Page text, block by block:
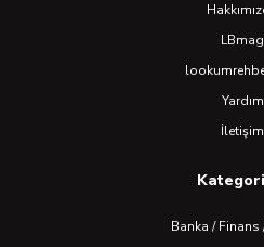
LBmag
Yardım
İletişim
Banka / Finans